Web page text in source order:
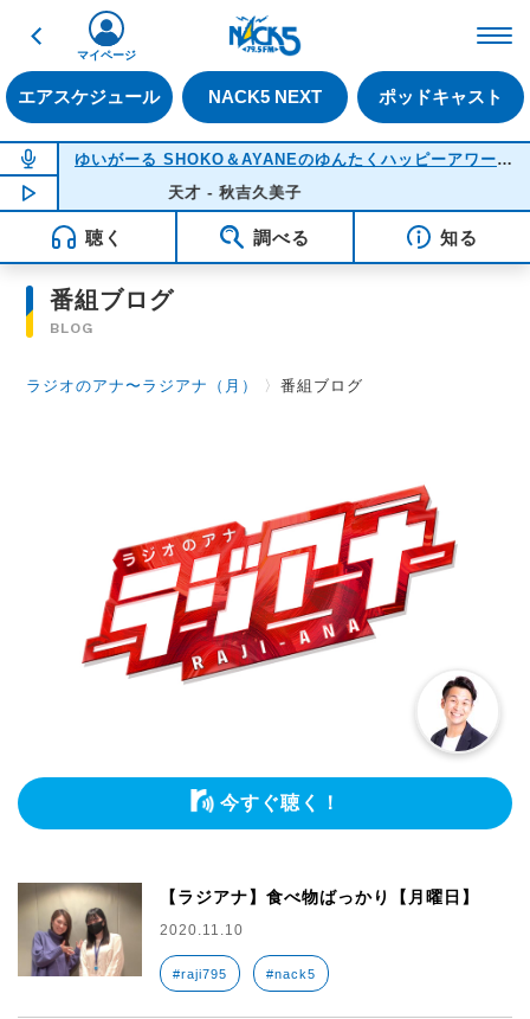
戻る
エアスケジュール NACK5 NEXT ポッドキャスト
マイページ
NOW ON AIR ゆいがーる SHOKO＆AYANEのゆんたくハッピーアワー
NOW PLAYING21:51
天才 - 秋吉久美子
聴く 調べる 知る
番組ブログ
BLOG
ラジオのアナ〜ラジアナ（月） 〉番組ブログ
今すぐ聴く！
【ラジアナ】食べ物ばっかり【月曜日】
2020.11.10
#raji795 #nack5